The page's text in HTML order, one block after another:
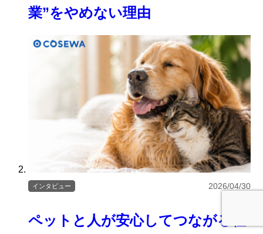
業”をやめない理由
ペットと人が安心してつながる社
インタビュー 2026/04/30